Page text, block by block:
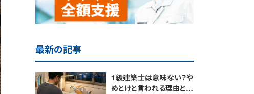
最新の記事
1級建築士は意味ない？や
めとけと言われる理由と取